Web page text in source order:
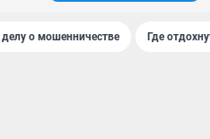
о мошенничестве Где